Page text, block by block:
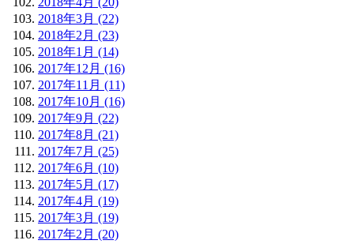
2018年3月 (22)
2018年2月 (23)
2018年1月 (14)
2017年12月 (16)
2017年11月 (11)
2017年10月 (16)
2017年9月 (22)
2017年8月 (21)
2017年7月 (25)
2017年6月 (10)
2017年5月 (17)
2017年4月 (19)
2017年3月 (19)
2017年2月 (20)